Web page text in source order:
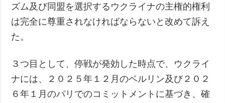
ズム及び同盟を選択するウクライナの主権的権利
は完全に尊重されなければならないと改めて訴え
た。
３つ目として、停戦が発効した時点で、ウクライ
ナには、２０２５年１２月のベルリン及び２０２
６年１月のパリでのコミットメントに基づき、確